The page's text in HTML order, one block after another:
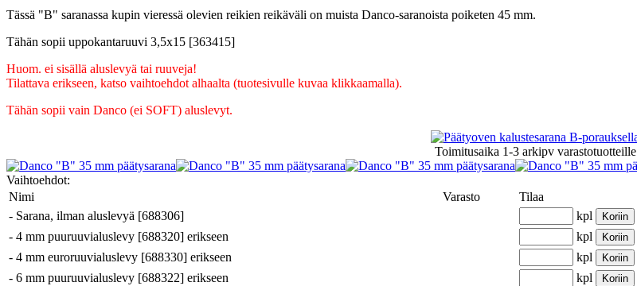
Tässä "B" saranassa kupin vieressä olevien reikien reikäväli on muista Danco-saranoista poiketen 45 mm.
Tähän sopii uppokantaruuvi 3,5x15 [363415]
Huom. ei sisällä aluslevyä tai ruuveja!
Tilattava erikseen, katso vaihtoehdot alhaalta (tuotesivulle kuvaa klikkaamalla).
Tähän sopii vain Danco (ei SOFT) aluslevyt.
Toimitusaika 1-3 arkipvvarastotuotteille
Vaihtoehdot:
Nimi
Varasto
Tilaa
- Sarana, ilman aluslevyä [688306] kpl Koriin
- 4 mm puuruuvialuslevy [688320] erikseen kpl Koriin
- 4 mm euroruuvialuslevy [688330] erikseen kpl Koriin
- 6 mm puuruuvialuslevy [688322] erikseen kpl Koriin